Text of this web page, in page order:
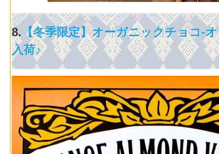
8. 【冬季限定】オーガニックチョコ-
入荷♪